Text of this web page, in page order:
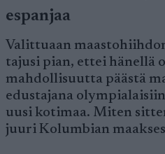
espanjaa
Valittuaan
tajusi pian, ettei hänellä
mahdollisuutta päästä
edustajana
uusi kotimaa. Miten
juuri Kolumbian